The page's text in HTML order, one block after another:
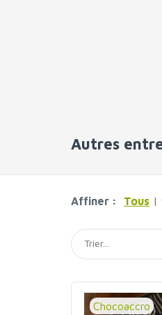
Autres
Affiner : Tous |
Chocoaccro